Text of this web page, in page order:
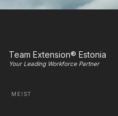
Team Extension® Estonia
Your Leading Workforce Partner
MEIST